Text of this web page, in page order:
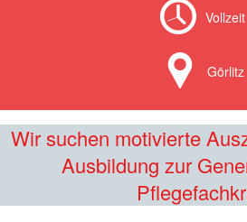
Vollzeit
Görlitz
Wir suchen motivierte
Ausbildung zur